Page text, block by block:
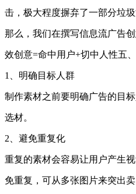
击，极大程度摒弃了一部分垃圾
那么，我们在撰写信息流广告
效创意=命中用户+切中人性五
1、明确目标人群
制作素材之前要明确广告的目
选材。
2、避免重复化
重复的素材会容易让用户产生
免重复，可从多张图片来突出卖